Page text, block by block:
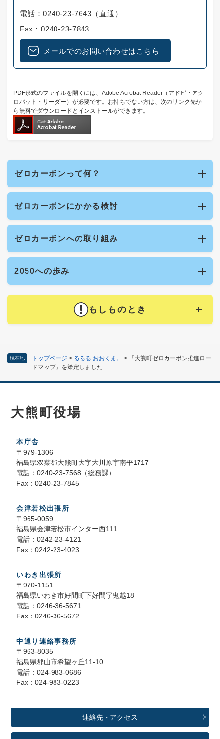
現在地 トップページ > るるる おおくま。 >
「大熊町ゼロカーボン推進ロー
ドマップ」を策定しました
電話：0240-23-7643（直通）
Fax：0240-23-7843
メールでのお問い合わせはこちら
PDF形式のファイルを開くには、Adobe Acrobat Reader（アドビ・アク
ロバット・リーダー）が必要です。お持ちでない方は、次のリンク先か
ら無料でダウンロードとインストールができます。
ゼロカーボンって何？
ゼロカーボンにかかる検討
ゼロカーボンへの取り組み
2050への歩み
もしものとき
大熊町役場
本庁舎
〒979-1306
福島県双葉郡大熊町大字大川原字南平1717
電話：0240-23-7568（総務課）
Fax：0240-23-7845
会津若松出張所
〒965-0059
福島県会津若松市インター西111
電話：0242-23-4121
Fax：0242-23-4023
いわき出張所
〒970-1151
福島県いわき市好間町下好間字鬼越18
電話：0246-36-5671
Fax：0246-36-5672
中通り連絡事務所
〒963-8035
福島県郡山市希望ヶ丘11-10
電話：024-983-0686
Fax：024-983-0223
連絡先・アクセス